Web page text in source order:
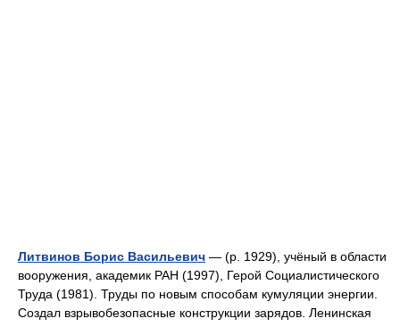
Литвинов Борис Васильевич — (р. 1929), учёный в области
вооружения, академик РАН (1997), Герой Социалистического
Труда (1981). Труды по новым способам кумуляции энергии.
Создал взрывобезопасные конструкции зарядов. Ленинская